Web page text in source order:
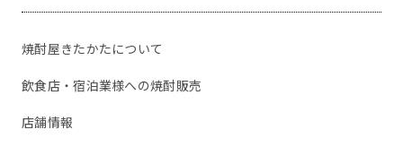
焼酎屋きたかたについて
飲食店・宿泊業様への焼酎販売
店舗情報